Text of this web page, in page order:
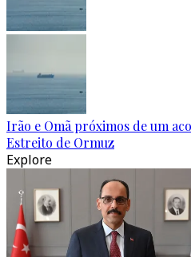
Irão e Omã próximos de um
Estreito de Ormuz
Explore